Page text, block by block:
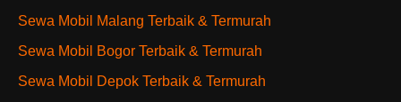
Sewa Mobil Malang Terbaik & Termurah
Sewa Mobil Bogor Terbaik & Termurah
Sewa Mobil Depok Terbaik & Termurah